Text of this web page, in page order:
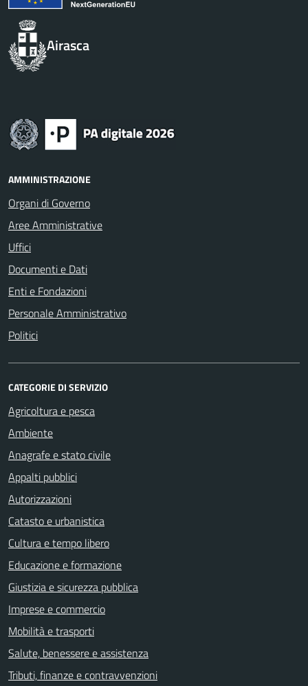
Airasca
AMMINISTRAZIONE
Organi di Governo
Aree Amministrative
Uffici
Documenti e Dati
Enti e Fondazioni
Personale Amministrativo
Politici
CATEGORIE DI SERVIZIO
Agricoltura e pesca
Ambiente
Anagrafe e stato civile
Appalti pubblici
Autorizzazioni
Catasto e urbanistica
Cultura e tempo libero
Educazione e formazione
Giustizia e sicurezza pubblica
Imprese e commercio
Mobilità e trasporti
Salute, benessere e assistenza
Tributi, finanze e contravvenzioni